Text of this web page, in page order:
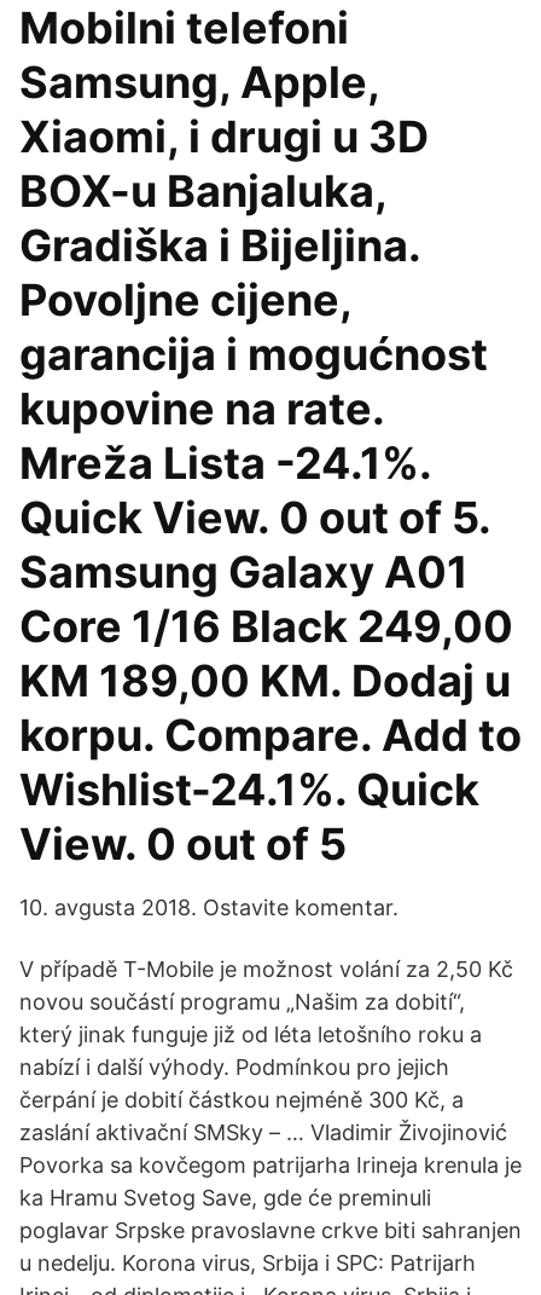
Mobilni telefoni
Samsung, Apple,
Xiaomi, i drugi u 3D
BOX-u Banjaluka,
Gradiška i Bijeljina.
Povoljne cijene,
garancija i mogućnost
kupovine na rate.
Mreža Lista -24.1%.
Quick View. 0 out of 5.
Samsung Galaxy A01
Core 1/16 Black 249,00
KM 189,00 KM. Dodaj u
korpu. Compare. Add to
Wishlist-24.1%. Quick
View. 0 out of 5
10. avgusta 2018. Ostavite komentar.
V případě T-Mobile je možnost volání za 2,50 Kč
novou součástí programu „Našim za dobití“,
který jinak funguje již od léta letošního roku a
nabízí i další výhody. Podmínkou pro jejich
čerpání je dobití částkou nejméně 300 Kč, a
zaslání aktivační SMSky – … Vladimir Živojinović
Povorka sa kovčegom patrijarha Irineja krenula je
ka Hramu Svetog Save, gde će preminuli
poglavar Srpske pravoslavne crkve biti sahranjen
u nedelju. Korona virus, Srbija i SPC: Patrijarh